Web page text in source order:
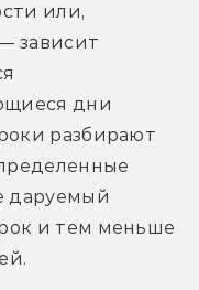
или,
зависит
дни
разбирают
даруемый
и тем меньше